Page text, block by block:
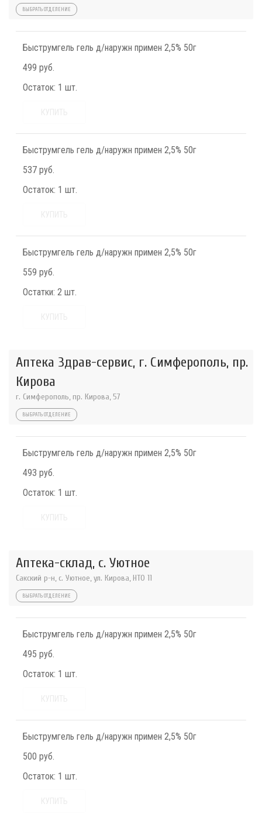
ВЫБРАТЬ ОТДЕЛЕНИЕ
Быструмгель гель д/наружн примен 2,5% 50г
499 руб.
Остаток: 1 шт.
Быструмгель гель д/наружн примен 2,5% 50г
537 руб.
Остаток: 1 шт.
Быструмгель гель д/наружн примен 2,5% 50г
559 руб.
Остатки: 2 шт.
Аптека Здрав-сервис, г. Симферополь, пр.
Кирова
г. Симферополь, пр. Кирова, 57
ВЫБРАТЬ ОТДЕЛЕНИЕ
Быструмгель гель д/наружн примен 2,5% 50г
493 руб.
Остаток: 1 шт.
Аптека-склад, с. Уютное
Сакский р-н, с. Уютное, ул. Кирова, НТО 11
ВЫБРАТЬ ОТДЕЛЕНИЕ
Быструмгель гель д/наружн примен 2,5% 50г
495 руб.
Остаток: 1 шт.
Быструмгель гель д/наружн примен 2,5% 50г
500 руб.
Остаток: 1 шт.